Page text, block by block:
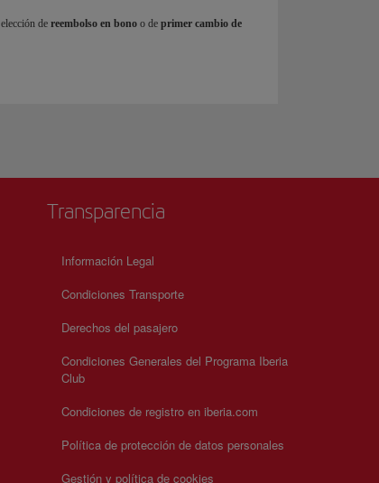
de reembolso en bono o de primer cambio de
Transparencia
Información Legal
Condiciones Transporte
Derechos del pasajero
Condiciones Generales del Programa Iberia
Club
Condiciones de registro en iberia.com
Política de protección de datos personales
Gestión y política de cookies